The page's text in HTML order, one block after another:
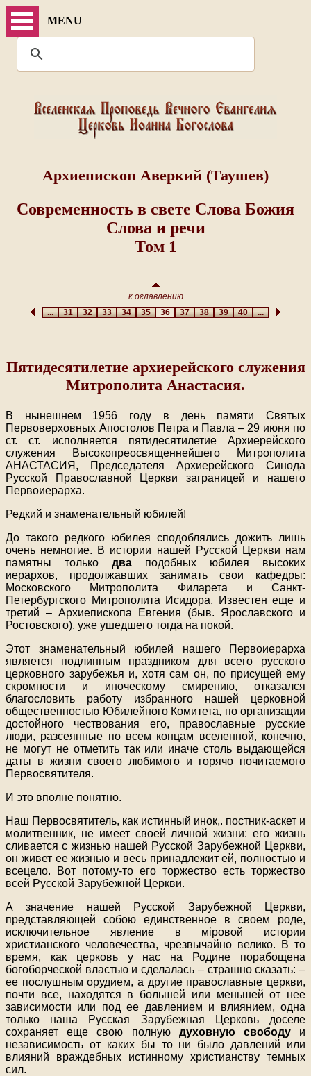
MENU
Архиепископ Аверкий (Таушев)
Современность в свете Слова Божия
Слова и речи
Том 1
к оглавлению
...3132333435 36 37383940...
Пятидесятилетие архиерейского служения
Митрополита Анастасия.
В нынешнем 1956 году в день памяти Святых
Первоверховных Апостолов Петра и Павла – 29 июня по
ст. ст. исполняется пятидесятилетие Архиерейского
служения Высокопреосвященнейшего Митрополита
АНАСТАСИЯ, Председателя Архиерейского Синода
Русской Православной Церкви заграницей и нашего
Первоиерарха.
Редкий и знаменательный юбилей!
До такого редкого юбилея сподоблялись дожить лишь
очень немногие. В истории нашей Русской Церкви нам
памятны только два подобных юбилея высоких
иерархов, продолжавших занимать свои кафедры:
Московского Митрополита Филарета и Санкт-
Петербургского Митрополита Исидора. Известен еще и
третий – Архиепископа Евгения (быв. Ярославского и
Ростовского), уже ушедшего тогда на покой.
Этот знаменательный юбилей нашего Первоиерарха
является подлинным праздником для всего русского
церковного зарубежья и, хотя сам он, по присущей ему
скромности и иноческому смирению, отказался
благословить работу избранного нашей церковной
общественностью Юбилейного Комитета, по организации
достойного чествования его, православные русские
люди, разсеянные по всем концам вселенной, конечно,
не могут не отметить так или иначе столь выдающейся
даты в жизни своего любимого и горячо почитаемого
Первосвятителя.
И это вполне понятно.
Наш Первосвятитель, как истинный инок,. постник-аскет и
молитвенник, не имеет своей личной жизни: его жизнь
сливается с жизнью нашей Русской Зарубежной Церкви,
он живет ее жизнью и весь принадлежит ей, полностью и
всецело. Вот потому-то его торжество есть торжество
всей Русской Зарубежной Церкви.
А значение нашей Русской Зарубежной Церкви,
представляющей собою единственное в своем роде,
исключительное явление в мiровой истории
христианского человечества, чрезвычайно велико. В то
время, как церковь у нас на Родине порабощена
богоборческой властью и сделалась – страшно сказать: –
ее послушным орудием, а другие православные церкви,
почти все, находятся в большей или меньшей от нее
зависимости или под ее давлением и влиянием, одна
только наша Русская Зарубежная Церковь доселе
сохраняет еще свою полную духовную свободуи
независимость от каких бы то ни было давлений или
влияний враждебных истинному христианству темных
сил.